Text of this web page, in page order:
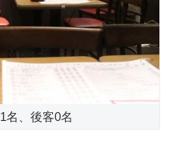
名、後客0名